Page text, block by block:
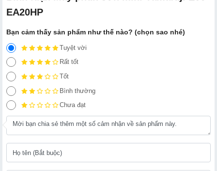
EA20HP
Bạn cảm thấy sản phẩm như thế nào? (chọn sao nhé)
Tuyệt vời
Rất tốt
Tốt
Bình thường
Chưa đạt